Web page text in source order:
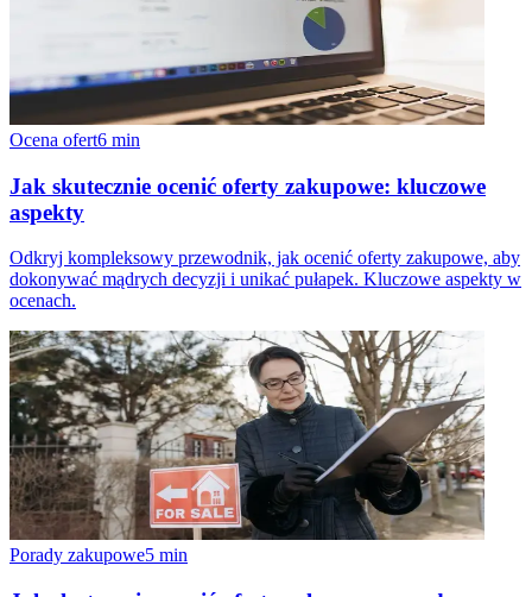
Ocena ofert6 min
Jak skutecznie ocenić oferty zakupowe: kluczowe
aspekty
Odkryj kompleksowy przewodnik, jak ocenić oferty zakupowe, aby
dokonywać mądrych decyzji i unikać pułapek. Kluczowe aspekty w
ocenach.
Porady zakupowe5 min